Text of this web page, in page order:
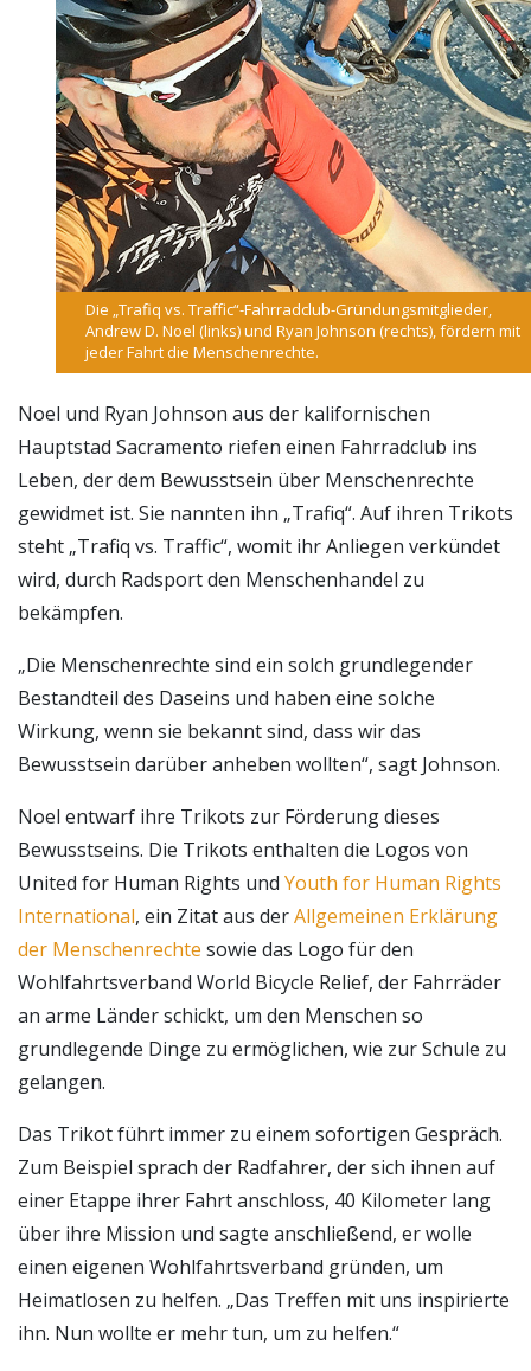
Die „Trafiq vs. Traffic“-Fahrradclub-Gründungsmitglieder,
Andrew D. Noel (links) und Ryan Johnson (rechts), fördern mit
jeder Fahrt die Menschenrechte.
Noel und Ryan Johnson aus der kalifornischen
Hauptstad Sacramento riefen einen Fahrradclub ins
Leben, der dem Bewusstsein über Menschenrechte
gewidmet ist. Sie nannten ihn „Trafiq“. Auf ihren Trikots
steht „Trafiq vs. Traffic“, womit ihr Anliegen verkündet
wird, durch Radsport den Menschenhandel zu
bekämpfen.
„Die Menschenrechte sind ein solch grundlegender
Bestandteil des Daseins und haben eine solche
Wirkung, wenn sie bekannt sind, dass wir das
Bewusstsein darüber anheben wollten“, sagt Johnson.
Noel entwarf ihre Trikots zur Förderung dieses
Bewusstseins. Die Trikots enthalten die Logos von
United for Human Rights und Youth for Human Rights
International, ein Zitat aus derAllgemeinen Erklärung
der Menschenrechte sowie das Logo für den
Wohlfahrtsverband World Bicycle Relief, der Fahrräder
an arme Länder schickt, um den Menschen so
grundlegende Dinge zu ermöglichen, wie zur Schule zu
gelangen.
Das Trikot führt immer zu einem sofortigen Gespräch.
Zum Beispiel sprach der Radfahrer, der sich ihnen auf
einer Etappe ihrer Fahrt anschloss, 40 Kilometer lang
über ihre Mission und sagte anschließend, er wolle
einen eigenen Wohlfahrtsverband gründen, um
Heimatlosen zu helfen. „Das Treffen mit uns inspirierte
ihn. Nun wollte er mehr tun, um zu helfen.“